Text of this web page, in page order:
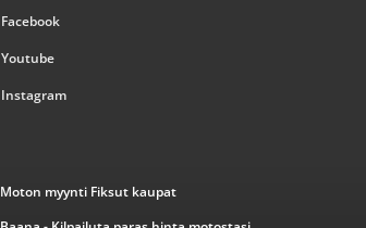
Facebook
Youtube
Instagram
Moton myynti Fiksut kaupat